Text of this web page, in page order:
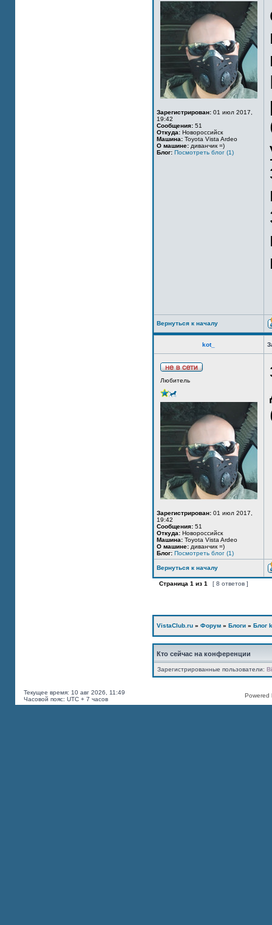
Зарегистрирован: 01 июл 2017,
19:42
Сообщения: 51
Откуда: Новороссийск
Машина: Toyota Vista Ardeo
О машине: диванчик =)
Блог: Посмотреть блог (1)
Вернуться к началу
kot_
Любитель
Зарегистрирован: 01 июл 2017,
19:42
Сообщения: 51
Откуда: Новороссийск
Машина: Toyota Vista Ardeo
О машине: диванчик =)
Блог: Посмотреть блог (1)
Вернуться к началу
Страница 1 из 1 [ 8 ответов ]
VistaClub.ru » Форум » Блоги » Блог
Кто сейчас на конференции
Зарегистрированные пользователи:
Текущее время: 10 авг 2026, 11:49
Часовой пояс: UTC + 7 часов
Powered